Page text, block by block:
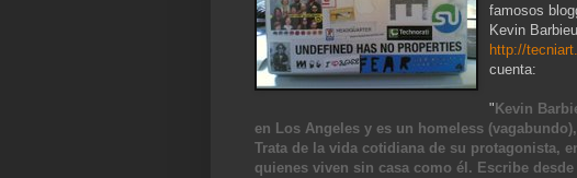
famosos
Kevin
http://
cuenta:
" Kevin
en Los Angeles y es un homeless (vaga
Trata de la vida cotidiana de su protagonista,
quienes viven sin casa como él. Escribe